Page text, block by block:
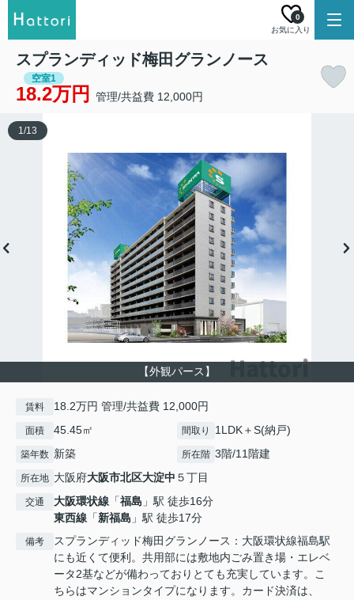
お気に入り
0
スプランディッド梅田グランノース
空室1
18.2万円 管理/共益費 12,000円
【外観パース】
1/13
賃料 18.2万円 管理/共益費 12,000円
面積 45.45㎡ 間取り 1LDK＋S(納戸)
築年数 新築 所在階 3階/11階建
所在地 大阪府大阪市北区大淀中 ５丁目
交通 大阪環状線 「福島 」駅 徒歩16分
東西線 「新福島 」駅 徒歩17分
備考
スプランディッド梅田グランノース：大阪環状線福島駅
にも近くて便利。共用部には敷地内ごみ置き場・エレベ
ータ2基などが備わっておりとても充実しています。こ
ちらはマンションタイプになります。カード決済は、